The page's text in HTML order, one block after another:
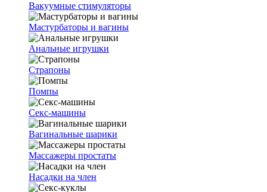
Вакуумные стимуляторы
Мастурбаторы и вагины
Анальные игрушки
Страпоны
Помпы
Секс-машины
Вагинальные шарики
Массажеры простаты
Насадки на член